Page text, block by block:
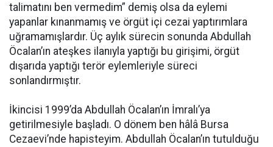
talimatını ben vermedim” demiş olsa da eylemi
yapanlar kınanmamış ve örgüt içi cezai yaptırımlara
uğramamışlardır. Üç aylık sürecin sonunda Abdullah
Öcalan’ın ateşkes ilanıyla yaptığı bu girişimi, örgüt
dışarıda yaptığı terör eylemleriyle süreci
sonlandırmıştır.
İkincisi 1999’da Abdullah Öcalan’ın İmralı’ya
getirilmesiyle başladı. O dönem ben hâlâ Bursa
Cezaevi’nde hapisteyim. Abdullah Öcalan’ın tutulduğu